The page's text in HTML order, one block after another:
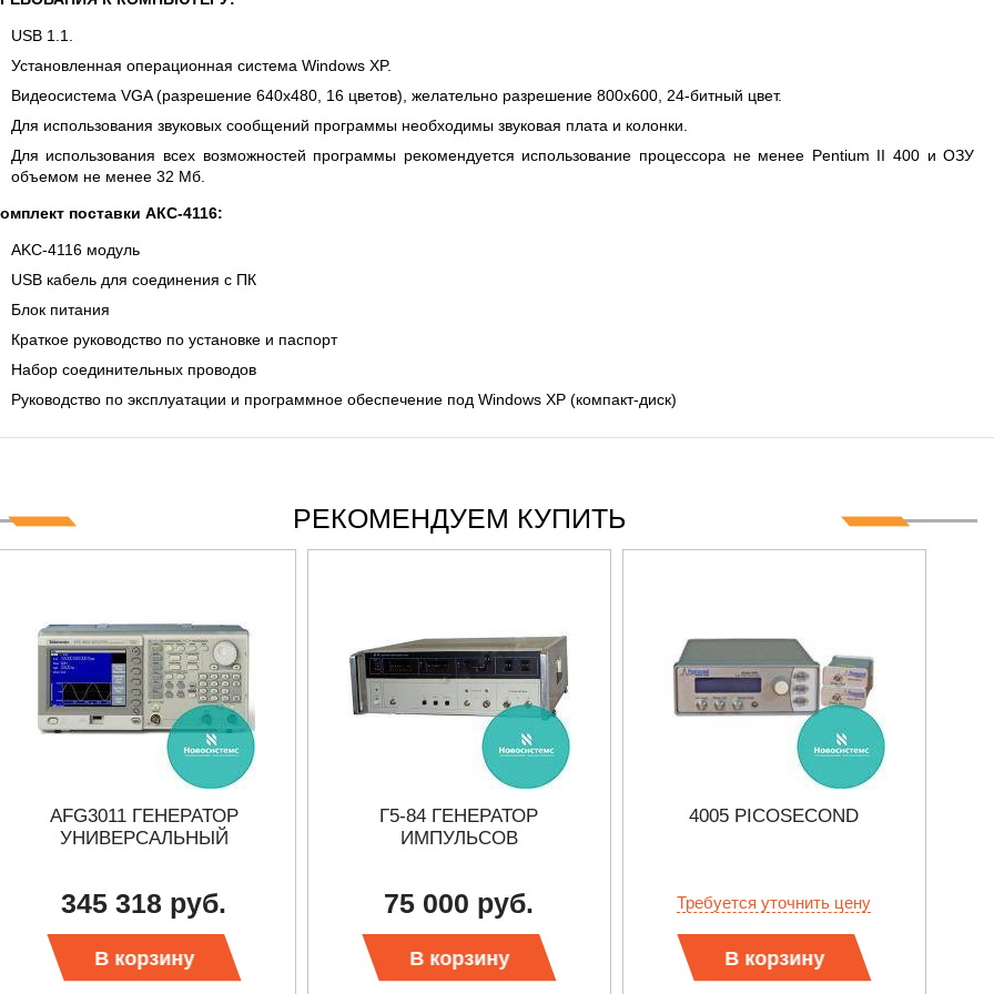
USB 1.1.
Установленная операционная система Windows XP.
Видеосистема VGA (разрешение 640х480, 16 цветов), желательно разрешение 800х600, 24-битный цвет.
Для использования звуковых сообщений программы необходимы звуковая плата и колонки.
Для использования всех возможностей программы рекомендуется использование процессора не менее Pentium II 400 и ОЗУ
объемом не менее 32 Мб.
поставки АКС-4116:
AKC-4116 модуль
USB кабель для соединения с ПК
Блок питания
Краткое руководство по установке и паспорт
Набор соединительных проводов
Руководство по эксплуатации и программное обеспечение под Windows XP (компакт-диск)
РЕКОМЕНДУЕМ КУПИТЬ
AFG3011 ГЕНЕРАТОР
УНИВЕРСАЛЬНЫЙ
345 318 руб.
В корзину
Г5-84 ГЕНЕРАТОР
ИМПУЛЬСОВ
75 000 руб.
В корзину
4005 PICOSECOND
Требуется уточнить цену
В корзину